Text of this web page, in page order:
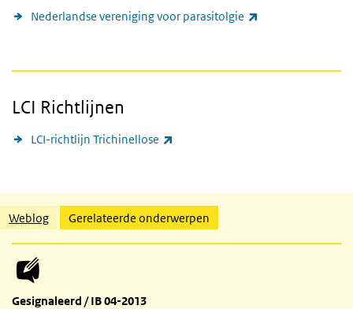
Nederlandse vereniging voor parasitolgie
LCI Richtlijnen
LCI-richtlijn Trichinellose
Gerelateerde inhoud
Weblog Gerelateerde onderwerpen
Gesignaleerd / IB 04-2013